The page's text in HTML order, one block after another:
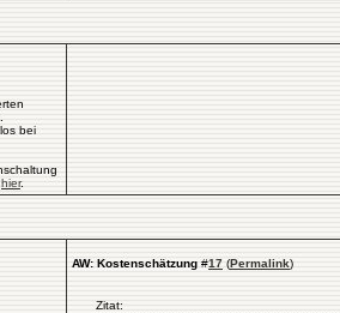
bei
hier.
AW: Kostenschätzung #17 (Permalink)
Zitat: